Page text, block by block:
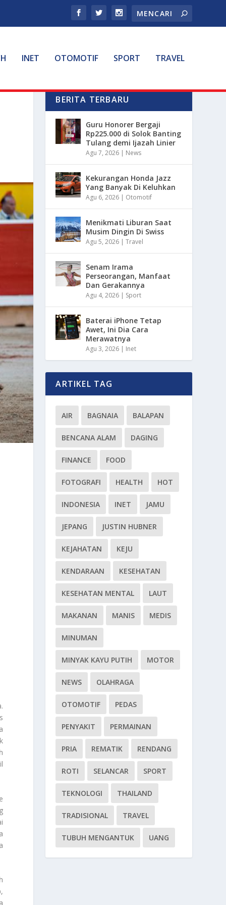
INET OTOMOTIF SPORT TRAVEL
BERITA TERBARU
Guru Honorer Bergaji
Rp225.000 di Solok Banting
Tulang demi Ijazah Linier
Agu 7, 2026 | News
Kekurangan Honda Jazz
Yang Banyak Di Keluhkan
Agu 6, 2026 | Otomotif
Menikmati Liburan Saat
Musim Dingin Di Swiss
Agu 5, 2026 |Travel
Senam Irama
Perseorangan, Manfaat
Dan Gerakannya
Agu 4, 2026 | Sport
Baterai iPhone Tetap
Awet, Ini Dia Cara
Merawatnya
Agu 3, 2026 | Inet
ARTIKEL TAG
AIR BAGNAIA BALAPAN
BENCANA ALAM DAGING
FINANCE FOOD
FOTOGRAFI HEALTH HOT
INDONESIA INET JAMU
JEPANG JUSTIN HUBNER
KEJAHATAN KEJU
KENDARAAN KESEHATAN
KESEHATAN MENTAL LAUT
MAKANAN MANIS MEDIS
MINUMAN
MINYAK KAYU PUTIH MOTOR
NEWS OLAHRAGA
OTOMOTIF PEDAS
PENYAKIT PERMAINAN
PRIA REMATIK RENDANG
ROTI SELANCAR SPORT
TEKNOLOGI THAILAND
TRADISIONAL TRAVEL
TUBUH MENGANTUK UANG